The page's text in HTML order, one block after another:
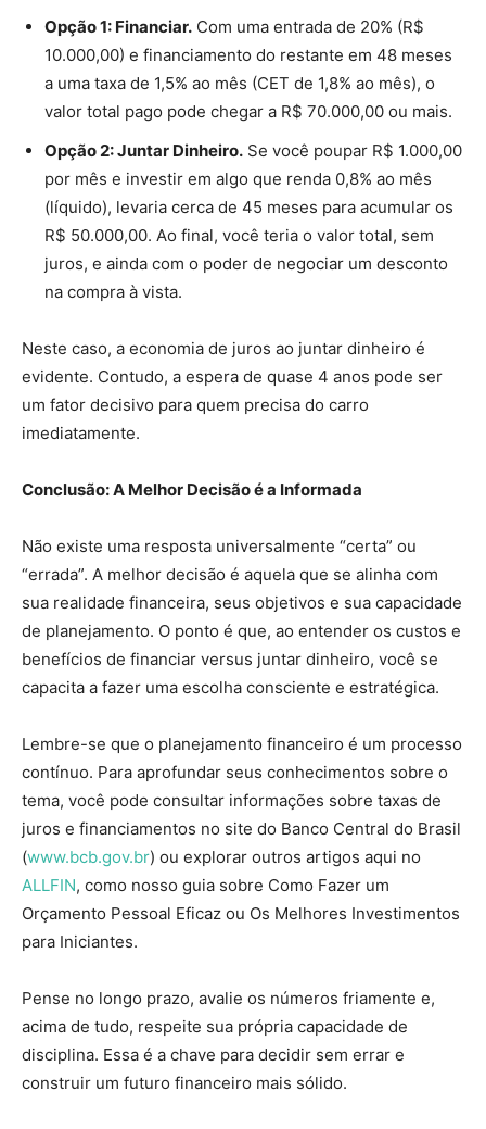
Opção 1: Financiar. Com uma entrada de 20% (R$
10.000,00) e financiamento do restante em 48 meses
a uma taxa de 1,5% ao mês (CET de 1,8% ao mês), o
valor total pago pode chegar a R$ 70.000,00 ou mais.
Opção 2: Juntar Dinheiro. Se você poupar R$ 1.000,00
por mês e investir em algo que renda 0,8% ao mês
(líquido), levaria cerca de 45 meses para acumular os
R$ 50.000,00. Ao final, você teria o valor total, sem
juros, e ainda com o poder de negociar um desconto
na compra à vista.
Neste caso, a economia de juros ao juntar dinheiro é
evidente. Contudo, a espera de quase 4 anos pode ser
um fator decisivo para quem precisa do carro
imediatamente.
Conclusão: A Melhor Decisão é a Informada
Não existe uma resposta universalmente “certa” ou
“errada”. A melhor decisão é aquela que se alinha com
sua realidade financeira, seus objetivos e sua capacidade
de planejamento. O ponto é que, ao entender os custos e
benefícios de financiar versus juntar dinheiro, você se
capacita a fazer uma escolha consciente e estratégica.
Lembre-se que o planejamento financeiro é um processo
contínuo. Para aprofundar seus conhecimentos sobre o
tema, você pode consultar informações sobre taxas de
juros e financiamentos no site do Banco Central do Brasil
(www.bcb.gov.br) ou explorar outros artigos aqui no
ALLFIN, como nosso guia sobre Como Fazer um
Orçamento Pessoal Eficaz ou Os Melhores Investimentos
para Iniciantes.
Pense no longo prazo, avalie os números friamente e,
acima de tudo, respeite sua própria capacidade de
disciplina. Essa é a chave para decidir sem errar e
construir um futuro financeiro mais sólido.